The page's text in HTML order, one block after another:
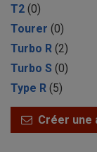
T2 (0)
Tourer (0)
Turbo R (2)
Turbo S (0)
Type R (5)
Créer une